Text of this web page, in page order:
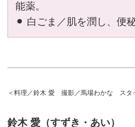
能薬。
⚫︎ 白ごま／肌を潤し、便
＜料理／鈴木 愛 撮影／馬場わかな スタ
鈴木 愛（すずき・あい）